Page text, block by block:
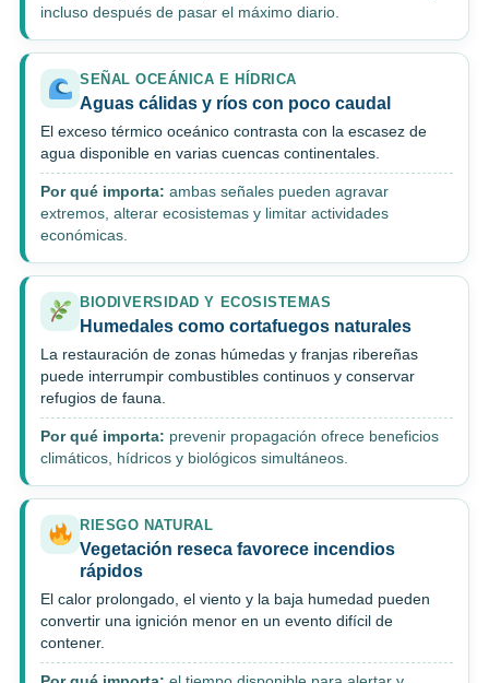
incluso después de pasar el máximo diario.
SEÑAL OCEÁNICA E HÍDRICA
Aguas cálidas y ríos con poco caudal
El exceso térmico oceánico contrasta con la escasez de
agua disponible en varias cuencas continentales.
Por qué importa: ambas señales pueden agravar
extremos, alterar ecosistemas y limitar actividades
económicas.
BIODIVERSIDAD Y ECOSISTEMAS
Humedales como cortafuegos naturales
La restauración de zonas húmedas y franjas ribereñas
puede interrumpir combustibles continuos y conservar
refugios de fauna.
Por qué importa: prevenir propagación ofrece beneficios
climáticos, hídricos y biológicos simultáneos.
RIESGO NATURAL
Vegetación reseca favorece incendios
rápidos
El calor prolongado, el viento y la baja humedad pueden
convertir una ignición menor en un evento difícil de
contener.